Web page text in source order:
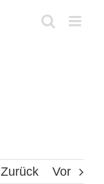
Zurück Vor